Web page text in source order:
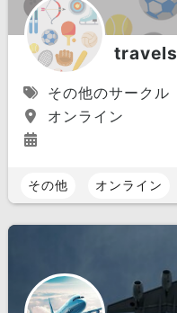
travels
その他のサークル
オンライン
その他 オンライン